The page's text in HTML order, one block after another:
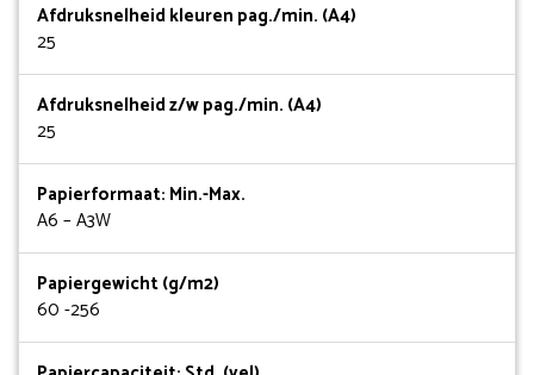
Afdruksnelheid kleuren pag./min. (A4)
25
Afdruksnelheid z/w pag./min. (A4)
25
Papierformaat: Min.-Max.
A6 – A3W
Papiergewicht (g/m2)
60 -256